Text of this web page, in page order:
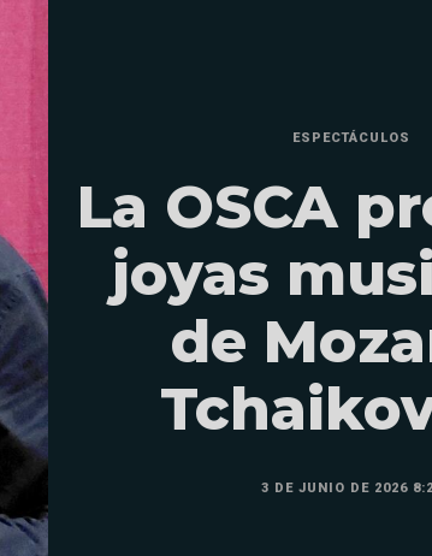
ESPECTÁCULOS
La OSCA
joyas
de
3 DE JUNIO DE 2026